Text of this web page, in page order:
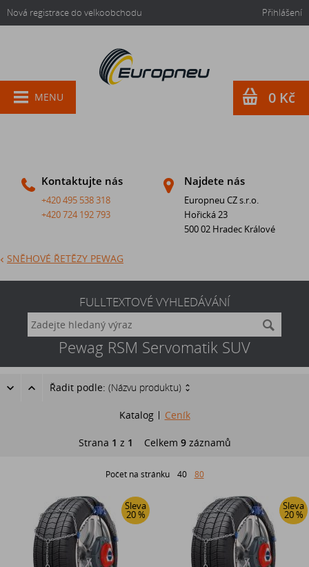
Nová registrace do velkoobchodu Přihlášení
Kontaktujte nás
+420 495 538 318
+420 724 192 793
Najdete nás
Europneu CZ s.r.o.
Hořická 23
500 02 Hradec Králové
MENU 0 Kč
SNĚHOVÉ ŘETĚZY PEWAG
FULLTEXTOVÉ VYHLEDÁVÁNÍ
Pewag RSM Servomatik SUV
Řadit podle: (Názvu produktu)
Katalog Ceník
Strana 1 z 1 Celkem 9záznamů
Počet na stránku 40 80
Sleva
20 %
Sleva
20 %